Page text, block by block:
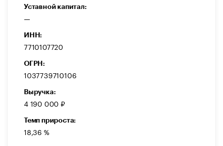
Уставной капитал:
—
ИНН:
7710107720
ОГРН:
1037739710106
Выручка:
4 190 000 ₽
Темп прироста:
18,36 %